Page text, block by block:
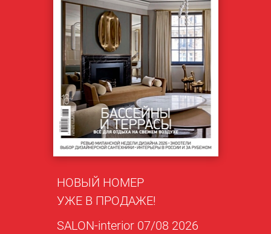
НОВЫЙ НОМЕР
УЖЕ В ПРОДАЖЕ!
SALON-interior 07/08 2026